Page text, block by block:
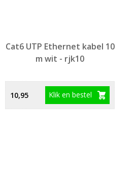
Cat6 UTP Ethernet kabel 10
m wit - rjk10
10,95 Klik en bestel